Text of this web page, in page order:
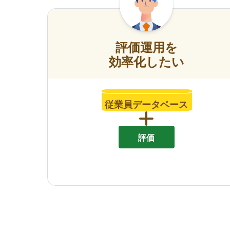
評価運用を
効率化したい
従業員データベース
評価